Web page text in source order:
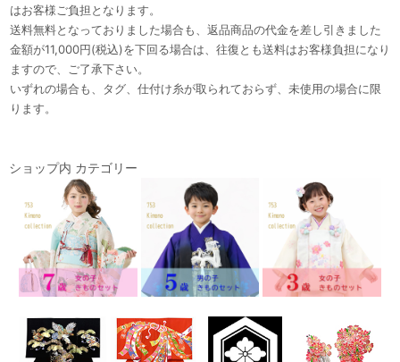
はお客様ご負担となります。
送料無料となっておりました場合も、返品商品の代金を差し引きました
金額が11,000円(税込)を下回る場合は、往復とも送料はお客様負担になり
ますので、ご了承下さい。
いずれの場合も、タグ、仕付け糸が取られておらず、未使用の場合に限
ります。
ショップ内 カテゴリー